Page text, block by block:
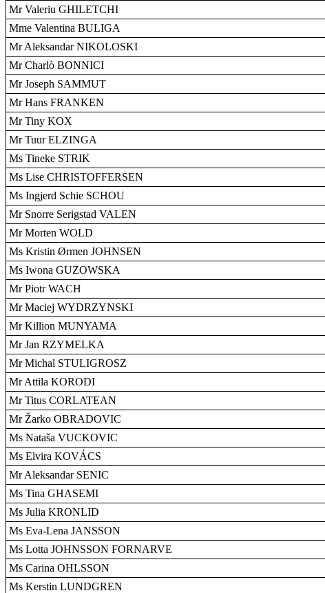
Mr Valeriu GHILETCHI
Mme Valentina BULIGA
Mr Aleksandar NIKOLOSKI
Mr Charlò BONNICI
Mr Joseph SAMMUT
Mr Hans FRANKEN
Mr Tiny KOX
Mr Tuur ELZINGA
Ms Tineke STRIK
Ms Lise CHRISTOFFERSEN
Ms Ingjerd Schie SCHOU
Mr Snorre Serigstad VALEN
Mr Morten WOLD
Ms Kristin Ørmen JOHNSEN
Ms Iwona GUZOWSKA
Mr Piotr WACH
Mr Maciej WYDRZYNSKI
Mr Killion MUNYAMA
Mr Jan RZYMELKA
Mr Michal STULIGROSZ
Mr Attila KORODI
Mr Titus CORLATEAN
Mr Žarko OBRADOVIC
Ms Nataša VUCKOVIC
Ms Elvira KOVÁCS
Mr Aleksandar SENIC
Ms Tina GHASEMI
Ms Julia KRONLID
Ms Eva-Lena JANSSON
Ms Lotta JOHNSSON FORNARVE
Ms Carina OHLSSON
Ms Kerstin LUNDGREN